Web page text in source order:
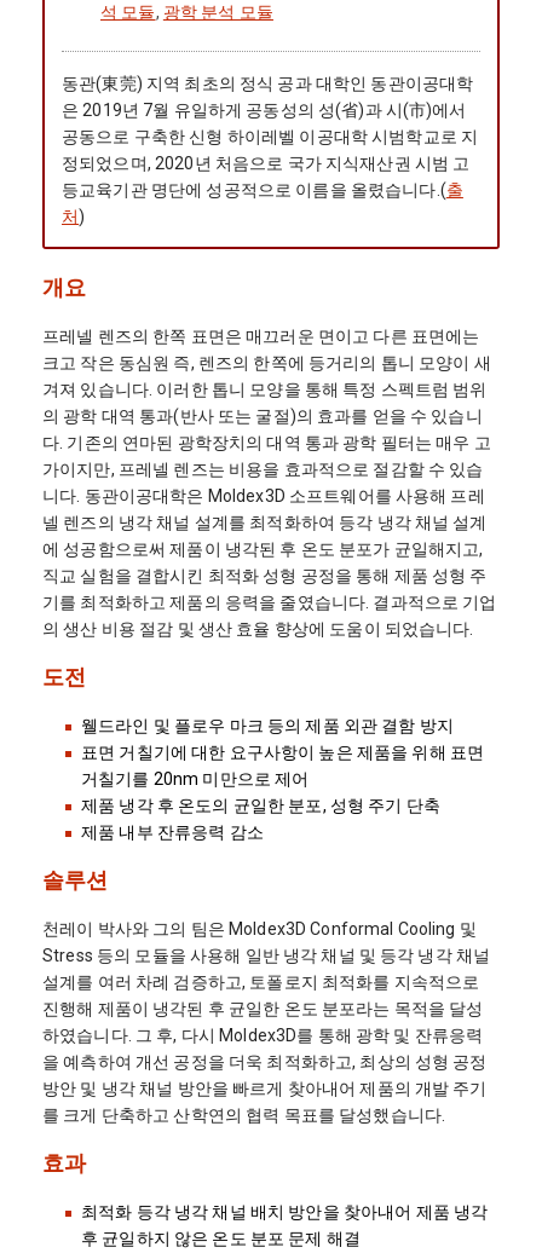
석 모듈, 광학 분석 모듈
동관(東莞) 지역 최초의 정식 공과 대학인 동관이공대학
은 2019년 7월 유일하게 공동성의 성(省)과 시(市)에서
공동으로 구축한 신형 하이레벨 이공대학 시범학교로 지
정되었으며, 2020년 처음으로 국가 지식재산권 시범 고
등교육기관 명단에 성공적으로 이름을 올렸습니다.(출
처)
개요
프레넬 렌즈의 한쪽 표면은 매끄러운 면이고 다른 표면에는
크고 작은 동심원 즉, 렌즈의 한쪽에 등거리의 톱니 모양이 새
겨져 있습니다. 이러한 톱니 모양을 통해 특정 스펙트럼 범위
의 광학 대역 통과(반사 또는 굴절)의 효과를 얻을 수 있습니
다. 기존의 연마된 광학장치의 대역 통과 광학 필터는 매우 고
가이지만, 프레넬 렌즈는 비용을 효과적으로 절감할 수 있습
니다. 동관이공대학은 Moldex3D 소프트웨어를 사용해 프레
넬 렌즈의 냉각 채널 설계를 최적화하여 등각 냉각 채널 설계
에 성공함으로써 제품이 냉각된 후 온도 분포가 균일해지고,
직교 실험을 결합시킨 최적화 성형 공정을 통해 제품 성형 주
기를 최적화하고 제품의 응력을 줄였습니다. 결과적으로 기업
의 생산 비용 절감 및 생산 효율 향상에 도움이 되었습니다.
도전
웰드라인 및 플로우 마크 등의 제품 외관 결함 방지
표면 거칠기에 대한 요구사항이 높은 제품을 위해 표면
거칠기를 20nm 미만으로 제어
제품 냉각 후 온도의 균일한 분포, 성형 주기 단축
제품 내부 잔류응력 감소
솔루션
천레이 박사와 그의 팀은 Moldex3D Conformal Cooling 및
Stress 등의 모듈을 사용해 일반 냉각 채널 및 등각 냉각 채널
설계를 여러 차례 검증하고, 토폴로지 최적화를 지속적으로
진행해 제품이 냉각된 후 균일한 온도 분포라는 목적을 달성
하였습니다. 그 후, 다시 Moldex3D를 통해 광학 및 잔류응력
을 예측하여 개선 공정을 더욱 최적화하고, 최상의 성형 공정
방안 및 냉각 채널 방안을 빠르게 찾아내어 제품의 개발 주기
를 크게 단축하고 산학연의 협력 목표를 달성했습니다.
효과
최적화 등각 냉각 채널 배치 방안을 찾아내어 제품 냉각
후 균일하지 않은 온도 분포 문제 해결